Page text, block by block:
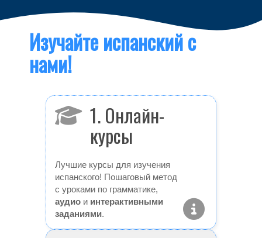
Изучайте испанский с
нами!
1. Онлайн-
курсы
Лучшие курсы для изучения
испанского! Пошаговый метод
с уроками по грамматике,
аудиои интерактивными
заданиями.